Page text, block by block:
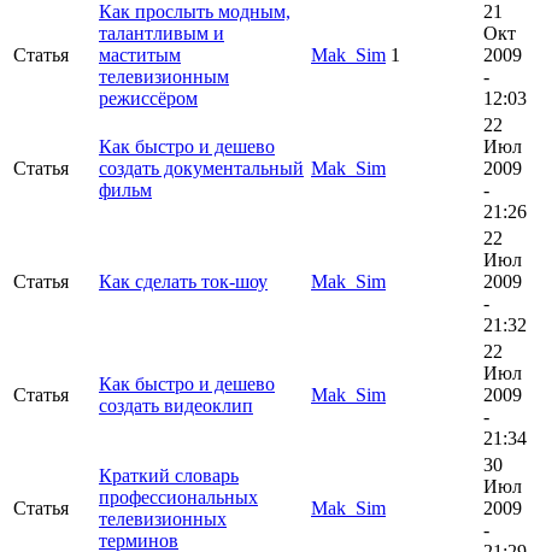
Статья
Как прослыть модным,
талантливым и
маститым
телевизионным
режиссёром
Mak_Sim 1
21
Окт
2009
-
12:03
Статья
Как быстро и дешево
создать документальный
фильм
Mak_Sim
22
Июл
2009
-
21:26
Статья Как сделать ток-шоу Mak_Sim
22
Июл
2009
-
21:32
Статья
Как быстро и дешево
создать видеоклип
Mak_Sim
22
Июл
2009
-
21:34
Статья
Краткий словарь
профессиональных
телевизионных
терминов
Mak_Sim
30
Июл
2009
-